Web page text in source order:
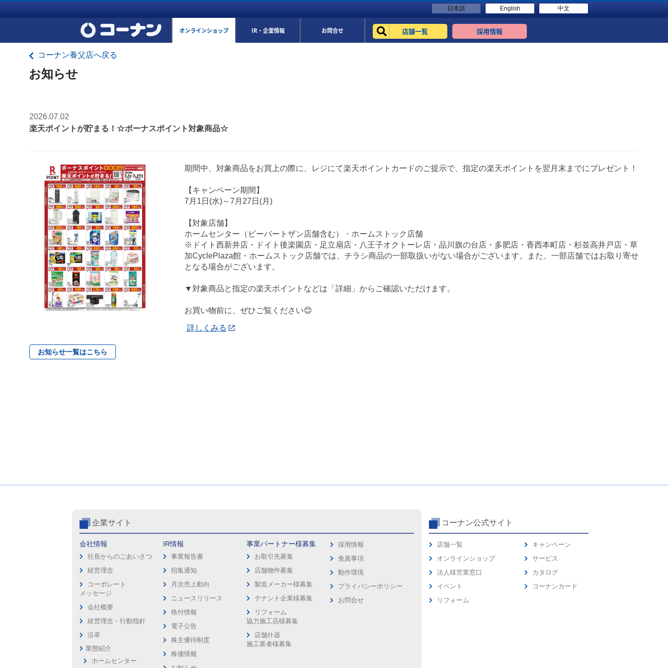
日本語 English 中文
オンラインショップ IR・企業情報 お問合せ 店舗一覧 採用情報
コーナン養父店へ戻る
お知らせ
2026.07.02
楽天ポイントが貯まる！☆ボーナスポイント対象商品☆
期間中、対象商品をお買上の際に、レジにて楽天ポイントカードのご提示で、指定の楽天ポイントを翌月末までにプレゼント！
【キャンペーン期間】
7月1日(水)～7月27日(月)
【対象店舗】
ホームセンター（ビーバートザン店舗含む）・ホームストック店舗
※ドイト西新井店・ドイト後楽園店・足立扇店・八王子オクトーレ店・品川旗の台店・多肥店・香西本町店・杉並高井戸店・草
加CyclePlaza館・ホームストック店舗では、チラシ商品の一部取扱いがない場合がございます。また、一部店舗ではお取り寄せ
となる場合がございます。
▼対象商品と指定の楽天ポイントなどは「詳細」からご確認いただけます。
お買い物前に、ぜひご覧ください😊
詳しくみる
お知らせ一覧はこちら
企業サイト
会社情報
社長からのごあいさつ
経営理念
コーポレート
メッセージ
会社概要
経営理念・行動指針
沿革
業態紹介
ホームセンター
IR情報
事業報告書
招集通知
月次売上動向
ニュースリリース
格付情報
電子公告
株主優待制度
株価情報
事業パートナー様募集
お取引先募集
店舗物件募集
製造メーカー様募集
テナント企業様募集
リフォーム
協力施工店様募集
店舗什器
施工業者様募集
採用情報
免責事項
動作環境
プライバシーポリシー
お問合せ
コーナン公式サイト
店舗一覧
オンラインショップ
法人様営業窓口
イベント
リフォーム
キャンペーン
サービス
カタログ
コーナンカード